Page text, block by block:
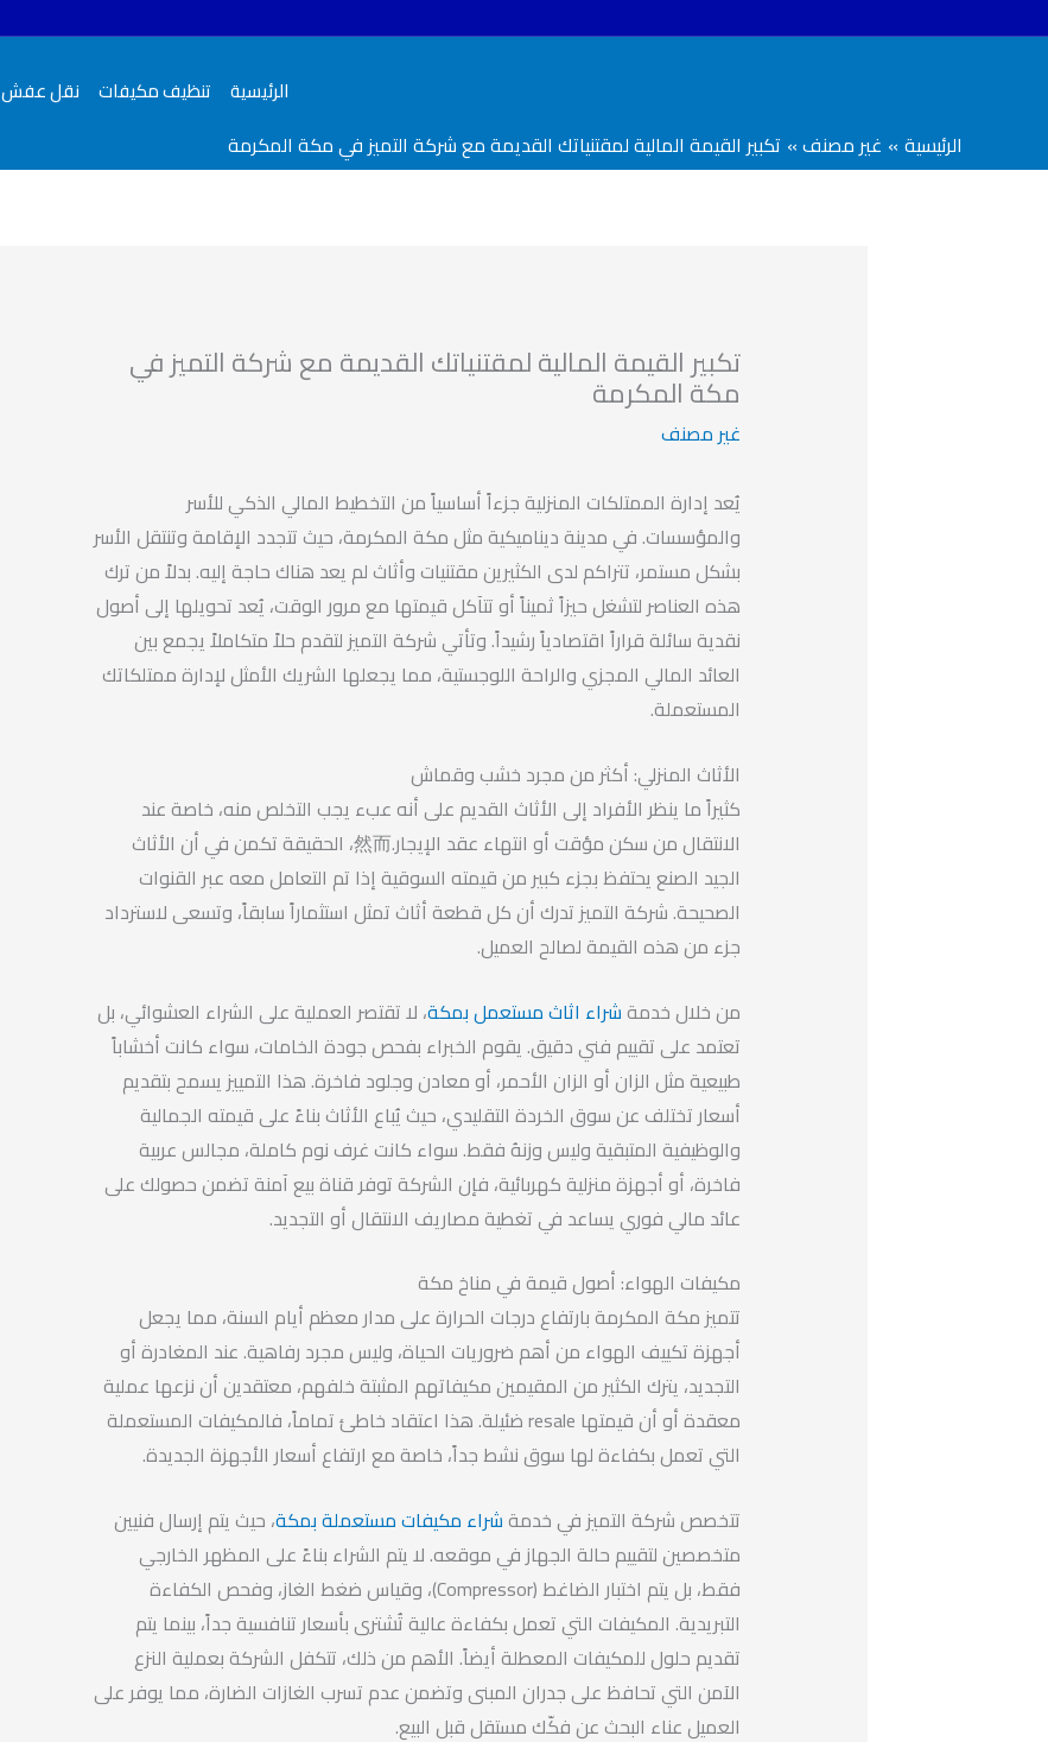
الرئيسية تنظيف مكيفات نقل عفش
الرئيسية غير مصنف تكبير القيمة المالية لمقتنياتك القديمة مع شركة التميز في مكة المكرمة
تكبير القيمة المالية لمقتنياتك القديمة مع شركة التميز في
مكة المكرمة
غير مصنف
يُعد إدارة الممتلكات المنزلية جزءاً أساسياً من التخطيط المالي الذكي للأسر
والمؤسسات. في مدينة ديناميكية مثل مكة المكرمة، حيث تتجدد الإقامة وتنتقل الأسر
بشكل مستمر، تتراكم لدى الكثيرين مقتنيات وأثاث لم يعد هناك حاجة إليه. بدلاً من ترك
هذه العناصر لتشغل حيزاً ثميناً أو تتآكل قيمتها مع مرور الوقت، يُعد تحويلها إلى أصول
نقدية سائلة قراراً اقتصادياً رشيداً. وتأتي شركة التميز لتقدم حلاً متكاملاً يجمع بين
العائد المالي المجزي والراحة اللوجستية، مما يجعلها الشريك الأمثل لإدارة ممتلكاتك
المستعملة.
الأثاث المنزلي: أكثر من مجرد خشب وقماش
كثيراً ما ينظر الأفراد إلى الأثاث القديم على أنه عبء يجب التخلص منه، خاصة عند
الانتقال من سكن مؤقت أو انتهاء عقد الإيجار.然而، الحقيقة تكمن في أن الأثاث
الجيد الصنع يحتفظ بجزء كبير من قيمته السوقية إذا تم التعامل معه عبر القنوات
الصحيحة. شركة التميز تدرك أن كل قطعة أثاث تمثل استثماراً سابقاً، وتسعى لاسترداد
جزء من هذه القيمة لصالح العميل.
من خلال خدمة شراء اثاث مستعمل بمكة، لا تقتصر العملية على الشراء العشوائي، بل
تعتمد على تقييم فني دقيق. يقوم الخبراء بفحص جودة الخامات، سواء كانت أخشاباً
طبيعية مثل الزان أو الزان الأحمر، أو معادن وجلود فاخرة. هذا التمييز يسمح بتقديم
أسعار تختلف عن سوق الخردة التقليدي، حيث يُباع الأثاث بناءً على قيمته الجمالية
والوظيفية المتبقية وليس وزنهُ فقط. سواء كانت غرف نوم كاملة، مجالس عربية
فاخرة، أو أجهزة منزلية كهربائية، فإن الشركة توفر قناة بيع آمنة تضمن حصولك على
عائد مالي فوري يساعد في تغطية مصاريف الانتقال أو التجديد.
مكيفات الهواء: أصول قيمة في مناخ مكة
تتميز مكة المكرمة بارتفاع درجات الحرارة على مدار معظم أيام السنة، مما يجعل
أجهزة تكييف الهواء من أهم ضروريات الحياة، وليس مجرد رفاهية. عند المغادرة أو
التجديد، يترك الكثير من المقيمين مكيفاتهم المثبتة خلفهم، معتقدين أن نزعها عملية
معقدة أو أن قيمتها resale ضئيلة. هذا اعتقاد خاطئ تماماً، فالمكيفات المستعملة
التي تعمل بكفاءة لها سوق نشط جداً، خاصة مع ارتفاع أسعار الأجهزة الجديدة.
تتخصص شركة التميز في خدمة شراء مكيفات مستعملة بمكة، حيث يتم إرسال فنيين
متخصصين لتقييم حالة الجهاز في موقعه. لا يتم الشراء بناءً على المظهر الخارجي
فقط، بل يتم اختبار الضاغط (Compressor)، وقياس ضغط الغاز، وفحص الكفاءة
التبريدية. المكيفات التي تعمل بكفاءة عالية تُشترى بأسعار تنافسية جداً، بينما يتم
تقديم حلول للمكيفات المعطلة أيضاً. الأهم من ذلك، تتكفل الشركة بعملية النزع
الآمن التي تحافظ على جدران المبنى وتضمن عدم تسرب الغازات الضارة، مما يوفر على
العميل عناء البحث عن فكّك مستقل قبل البيع.